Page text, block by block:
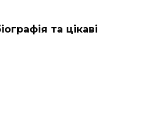
та цікаві